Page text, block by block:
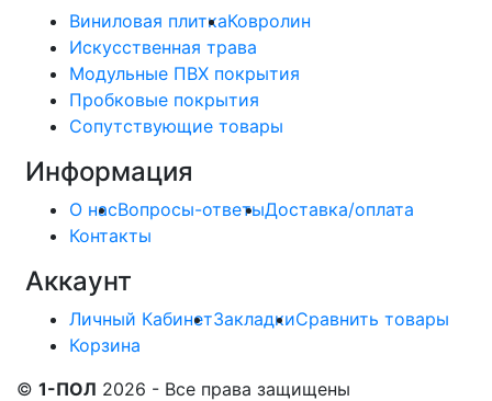
Виниловая плиткаКовролин
Искусственная трава
Модульные ПВХ покрытия
Пробковые покрытия
Сопутствующие товары
Информация
О насВопросы-ответыДоставка/оплата
Контакты
Аккаунт
Личный КабинетЗакладкиСравнить товары
Корзина
© 1-ПОЛ 2026 - Все права защищены